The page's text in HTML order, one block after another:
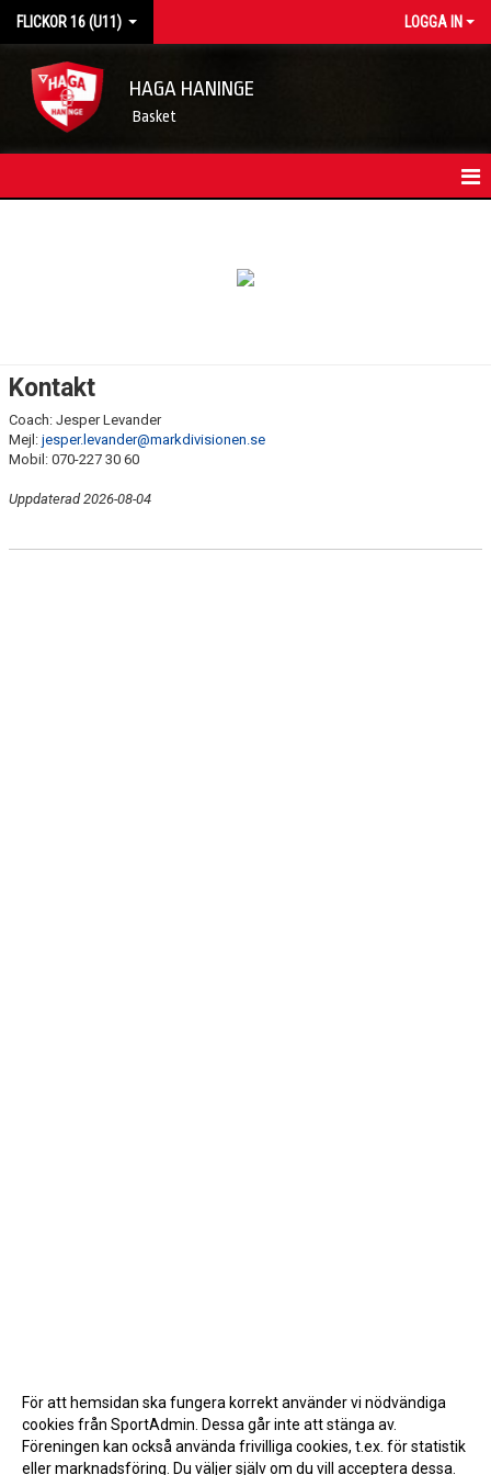
FLICKOR 16 (U11) LOGGA IN
HAGA HANINGE
Basket
MATCHER
Kontakt
Coach: Jesper Levander
Mejl: jesper.levander@markdivisionen.se
Mobil: 070-227 30 60
Uppdaterad 2026-08-04
För att hemsidan ska fungera korrekt använder vi nödvändiga
cookies från SportAdmin. Dessa går inte att stänga av.
Föreningen kan också använda frivilliga cookies, t.ex. för statistik
eller marknadsföring. Du väljer själv om du vill acceptera dessa.